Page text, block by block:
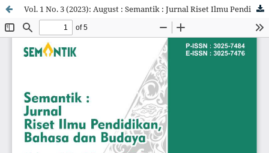
Vol. 1 No. 3 (2023): August : Semantik : Jurnal Riset Ilmu Pendidikan, Bahasa dan Budaya